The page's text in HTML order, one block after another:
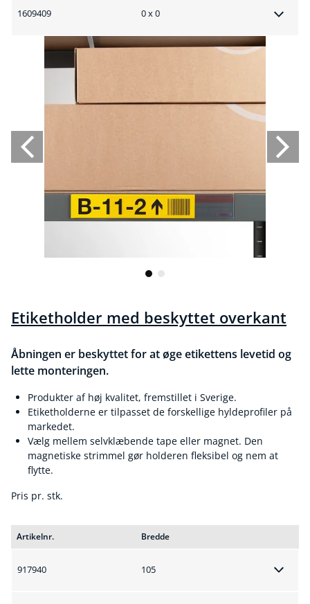
1609409 0 x 0
Etiketholder med beskyttet overkant
Åbningen er beskyttet for at øge etikettens levetid og
lette monteringen.
Produkter af høj kvalitet, fremstillet i Sverige.
Etiketholderne er tilpasset de forskellige hyldeprofiler på
markedet.
Vælg mellem selvklæbende tape eller magnet. Den
magnetiske strimmel gør holderen fleksibel og nem at
flytte.
Pris pr. stk.
Artikelnr. Bredde
917940 105